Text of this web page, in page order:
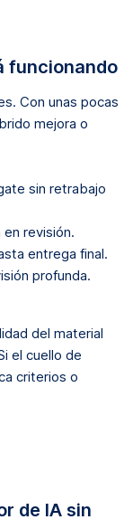
funcionando
Con unas pocas
mejora o
sin retrabajo
revisión.
entrega final.
profunda.
del material
el cuello de
criterios o
de IA sin